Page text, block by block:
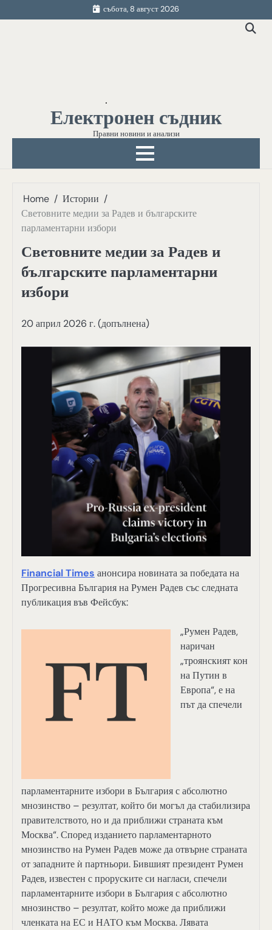
to
събота, 8 август 2026
Електронен съдник
Правни новини и анализи
Home
Истории
Световните медии за Радев и българските
парламентарни избори
Световните медии за Радев и
българските парламентарни
избори
20 април 2026 г. (допълнена)
Financial Times анонсира новината за победата на
Прогресивна България на Румен Радев със следната
публикация във Фейсбук:
„Румен Радев,
наричан
„троянският кон
на Путин в
Европа“, е на
път да спечели
парламентарните избори в България с абсолютно
мнозинство – резултат, който би могъл да стабилизира
правителството, но и да приближи страната към
Москва“. Според изданието парламентарното
мнозинство на Румен Радев може да отвърне страната
от западните ѝ партньори. Бившият президент Румен
Радев, известен с проруските си нагласи, спечели
парламентарните избори в България с абсолютно
мнозинство – резултат, който може да приближи
членката на ЕС и НАТО към Москва. Лявата